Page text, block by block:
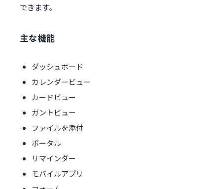
できます。
主な機能
ダッシュボード
カレンダービュー
カードビュー
ガントビュー
ファイルを添付
ポータル
リマインダー
モバイルアプリ